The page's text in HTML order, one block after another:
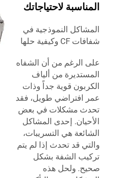
المناسبة لاحتياجاتك
المشاكل النموذجية في
شفافات CF وكيفية حلها
على الرغم من أن الشفاه
المستديرة من ألياف
الكربون قوية جداً وذات
عمر افتراضي طويل، فقد
تحدث مشكلات في بعض
الأحيان. إحدى المشاكل
الشائعة هي التسريبات،
والتي قد تحدث إذا لم يتم
تركيب الشفة بشكل
صحيح. ولحل هذه